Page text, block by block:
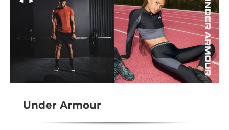
Under Armour